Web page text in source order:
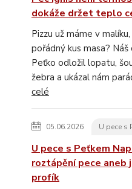
dokáže držet teplo
Pizzu už máme v
pořádný kus masa? Náš
Peťko odložil lopatu,
žebra a ukázal nám
celé
05.06.2026 U pece s
U pece s Peťkem
roztápění pece aneb
profík